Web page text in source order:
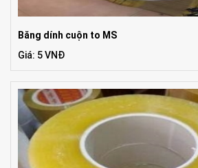
Băng dính cuộn to MS
Giá: 5 VNĐ